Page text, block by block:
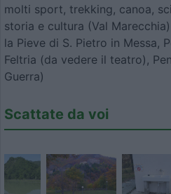
molti sport, trekking, canoa,
storia e cultura (Val
la Pieve di S. Pietro in Messa,
Feltria (da vedere il teatro),
Guerra)
Scattate da voi